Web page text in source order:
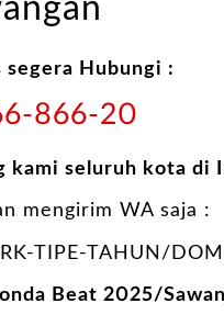
segera Hubungi :
866-20
kami seluruh kota di
mengirim WA saja :
TIPE-TAHUN/
Beat 2025/